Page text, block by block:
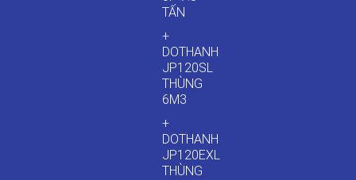
TẤN
+
DOTHANH
JP120SL
THÙNG
6M3
+
DOTHANH
JP120EXL
THÙNG